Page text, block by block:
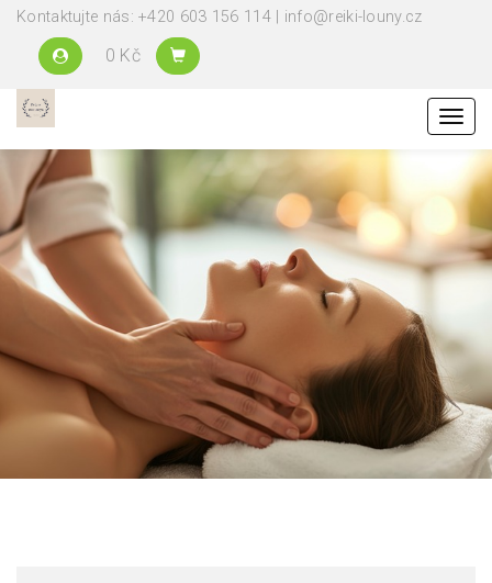
Kontaktujte nás: +420 603 156 114 | info@reiki-louny.cz
0 Kč
Menu